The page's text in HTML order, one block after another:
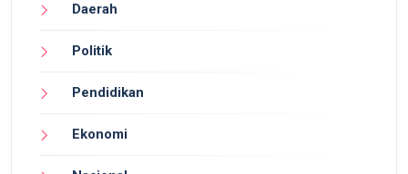
Daerah
Politik
Pendidikan
Ekonomi